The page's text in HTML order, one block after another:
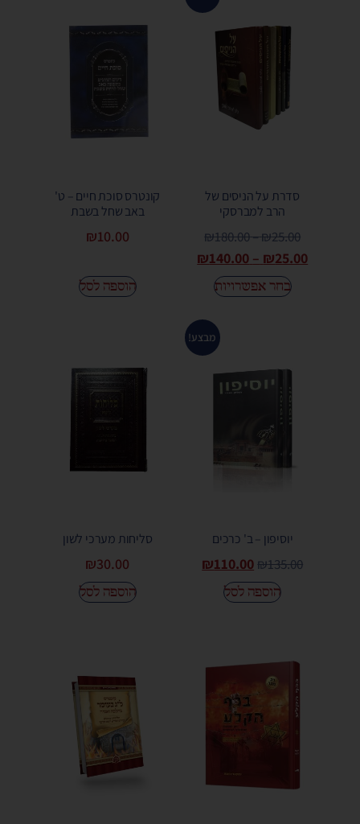
סדרת על הניסים של
הרב למברסקי
₪25.00
–
₪180.00
₪25.00
–
₪140.00
בחר אפשרויות
קונטרס סוכת חיים – ט'
באב שחל בשבת
₪10.00
הוספה לסל
מבצע!
יוסיפון – ב' כרכים
₪135.00
₪110.00
הוספה לסל
סליחות מערכי לשון
₪30.00
הוספה לסל